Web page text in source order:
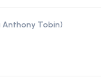
Anthony Tobin)